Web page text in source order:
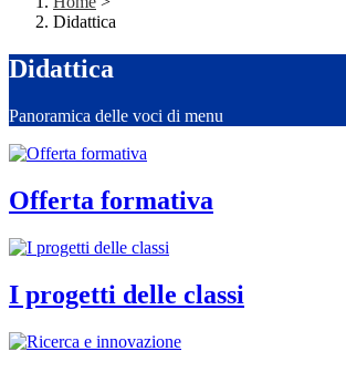
Didattica
Didattica
Panoramica delle voci di menu
Offerta formativa
I progetti delle classi